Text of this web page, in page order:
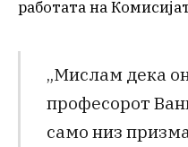
работата на
„Мислам дека
професорот
само низ